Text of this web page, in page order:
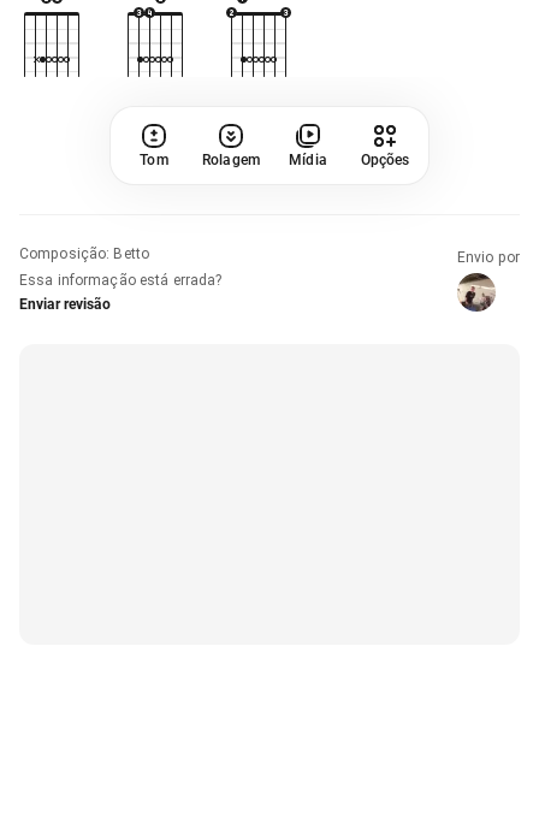
Tom Rolagem Mídia Opções
Composição: Betto
Essa informação está errada?
Enviar revisão
Envio por